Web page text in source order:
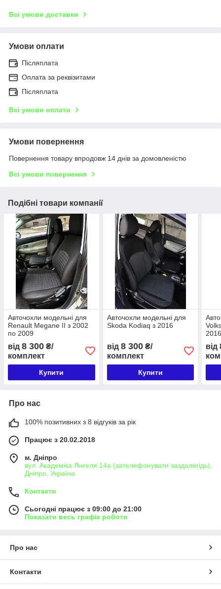
Всі умови доставки
Умови оплати
Післяплата
Оплата за реквізитами
Післяплата
Всі умови оплати
Умови повернення
Повернення товару впродовж 14 днів за домовленістю
Всі умови повернення
Подібні товари компанії
Авточохли модельні для
Renault Megane II з 2002
по 2009
від 8 300 ₴/
комплект
Купити
Авточохли модельні для
Skoda Kodiaq з 2016
від 8 300₴/
комплект
Купити
від
Про нас
100% позитивних з 8 відгуків за рік
Працює з 20.02.2018
м. Дніпро
вул. Академіка Янгеля 14а (зателефонувати заздалегідь),
Дніпро, Україна
Контакти
Сьогодні працює з 09:00 до 21:00
Показати весь графік роботи
Про нас
Контакти